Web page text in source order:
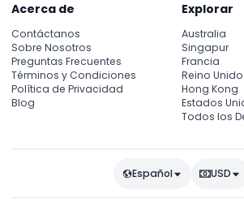
Acerca de
Contáctanos
Sobre Nosotros
Preguntas Frecuentes
Términos y Condiciones
Política de Privacidad
Blog
Explorar
Australia
Singapur
Francia
Reino Unido
Hong Kong
Estados
Todos los
Español USD